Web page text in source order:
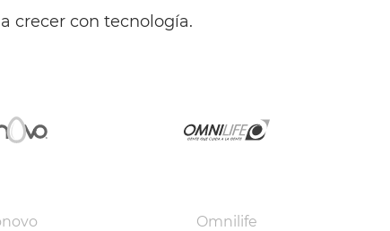
crecer con tecnología.
Omnilife